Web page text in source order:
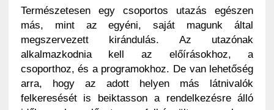
Természetesen egy csoportos utazás egészen
más, mint az egyéni, saját magunk által
megszervezett kirándulás. Az utazónak
alkalmazkodnia kell az előírásokhoz, a
csoporthoz, és a programokhoz. De van lehetőség
arra, hogy az adott helyen más látnivalók
felkeresését is beiktasson a rendelkezésre álló